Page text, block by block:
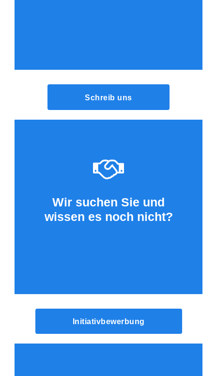
Schreib uns
Wir suchen Sie und
wissen es noch nicht?
Initiativbewerbung